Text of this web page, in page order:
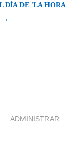
DÍA DE 'LA HORA
→
ADMINISTRAR